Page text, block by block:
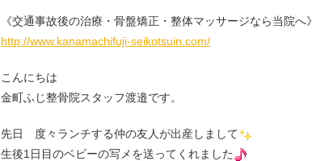
《交通事故後の治療・骨盤矯正・整体マッサージなら当院へ》
http://www.kanamachifuji-seikotsuin.com/
こんにちは
金町ふじ整骨院スタッフ渡邉です。
先日 度々ランチする仲の友人が出産しまして
生後1日目のベビーの写メを送ってくれました